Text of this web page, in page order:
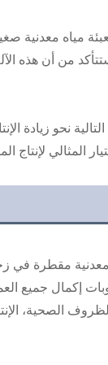
مياه معدنية
ستتأكد من أن هذه
نحو زيادة
المثالي
الصحية،